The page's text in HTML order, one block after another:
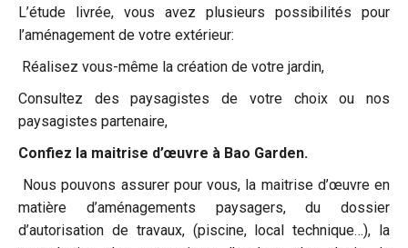
L’étude livrée, vous avez plusieurs possibilités pour
l’aménagement de votre extérieur:
Réalisez vous-même la création de votre jardin,
Consultez des paysagistes de votre choix ou nos
paysagistes partenaire,
Confiez la maitrise d’œuvre à Bao Garden.
Nous pouvons assurer pour vous, la maitrise d’œuvre en
matière d’aménagements paysagers, du dossier
d’autorisation de travaux, (piscine, local technique…), la